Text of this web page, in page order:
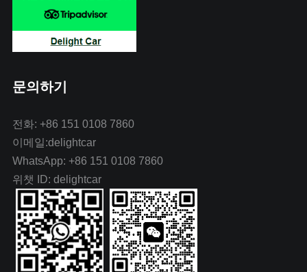
문의하기
전화: +86 151 0108 7860
이메일:delightcar
WhatsApp: +86 151 0108 7860
위챗 ID: delightcar